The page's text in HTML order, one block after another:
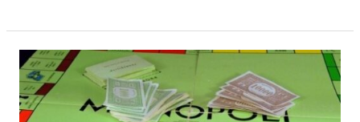
vs
lenzuola:
chi
vincerà?